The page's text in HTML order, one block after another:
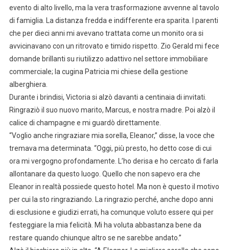
evento di alto livello, ma la vera trasformazione avvenne al tavolo
di famiglia. La distanza fredda e indifferente era sparita. I parenti
che per dieci anni mi avevano trattata come un monito ora si
avvicinavano con un ritrovato e timido rispetto. Zio Gerald mi fece
domande brillanti su riutilizzo adattivo nel settore immobiliare
commerciale; la cugina Patricia mi chiese della gestione
alberghiera.
Durante i brindisi, Victoria si alzò davanti a centinaia di invitati.
Ringraziò il suo nuovo marito, Marcus, e nostra madre. Poi alzò il
calice di champagne e mi guardò direttamente.
“Voglio anche ringraziare mia sorella, Eleanor,” disse, la voce che
tremava ma determinata. “Oggi, più presto, ho detto cose di cui
ora mi vergogno profondamente. L’ho derisa e ho cercato di farla
allontanare da questo luogo. Quello che non sapevo era che
Eleanor in realtà possiede questo hotel. Ma non è questo il motivo
per cui la sto ringraziando. La ringrazio perché, anche dopo anni
di esclusione e giudizi errati, ha comunque voluto essere qui per
festeggiare la mia felicità. Mi ha voluta abbastanza bene da
restare quando chiunque altro se ne sarebbe andato.”